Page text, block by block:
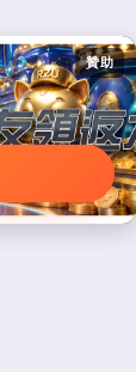
贊助